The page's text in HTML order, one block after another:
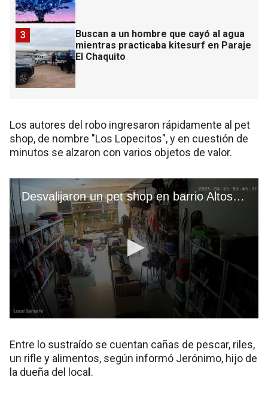
Buscan a un hombre que cayó al agua
mientras practicaba kitesurf en Paraje
El Chaquito
3
Los autores del robo ingresaron rápidamente al pet
shop, de nombre "Los Lopecitos", y en cuestión de
minutos se alzaron con varios objetos de valor.
Entre lo sustraído se cuentan cañas de pescar, riles,
un rifle y alimentos, según informó Jerónimo, hijo de
la dueña del loca .